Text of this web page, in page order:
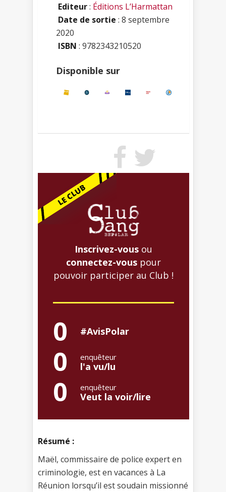
Editeur: Éditions L’Harmattan
Date de sortie : 8 septembre
2020
ISBN : 9782343210520
Disponible sur
Inscrivez-vous ou
connectez-vous pour
pouvoir participer au Club !
0 #AvisPolar
0 enquêteur
l'a vu/lu
0 enquêteur
Veut la voir/lire
Résumé :
Maël, commissaire de police expert en
criminologie, est en vacances à La
Réunion lorsqu’il est soudain missionné